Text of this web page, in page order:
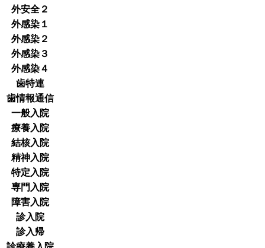
外安全２
外感染１
外感染２
外感染３
外感染４
歯特連
歯情報通信
一般入院
療養入院
結核入院
精神入院
特定入院
専門入院
障害入院
診入院
診入帰